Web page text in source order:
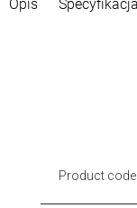
Opis Specyfikacja
Product code